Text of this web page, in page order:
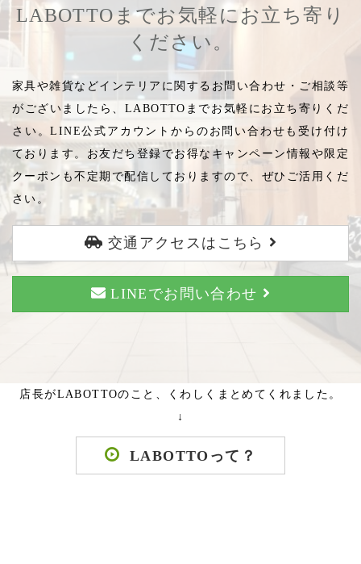
LABOTTOまでお気軽にお立ち寄り
ください。
家具や雑貨などインテリアに関するお問い合わせ・ご相談等
がございましたら、LABOTTOまでお気軽にお立ち寄りくだ
さい。LINE公式アカウントからのお問い合わせも受け付け
ております。お友だち登録でお得なキャンペーン情報や限定
クーポンも不定期で配信しておりますので、ぜひご活用くだ
さい。
交通アクセスはこちら
LINEでお問い合わせ
店長がLABOTTOのこと、くわしくまとめてくれました。
↓
LABOTTOって？